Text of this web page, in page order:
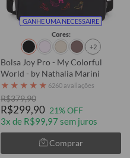
GANHE UMA NECESSAIRE
Cores:
+2
Bolsa Joy Pro - My Colorful
World - by Nathalia Marini
★ ★ ★ ★ ★ 6260 avaliações
R$379,90
R$299,90 21% OFF
3x de R$99,97 sem juros
Comprar